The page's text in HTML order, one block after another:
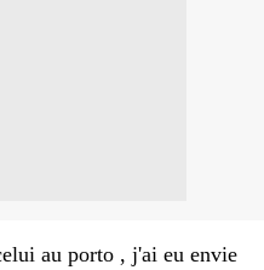
au porto , j'ai eu envie